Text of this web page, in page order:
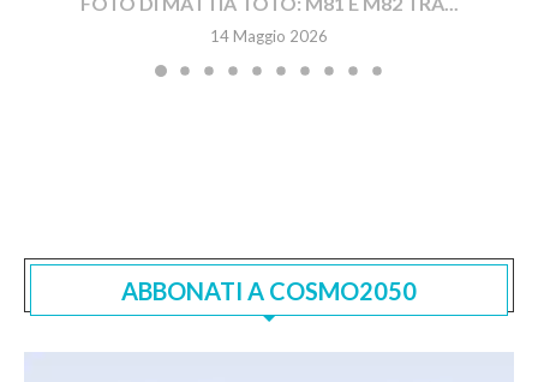
14 Maggio 2026
ABBONATI A COSMO2050